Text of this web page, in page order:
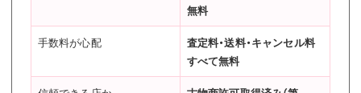
無料
手数料が心配
査定料・送料・キャンセル料
すべて無料